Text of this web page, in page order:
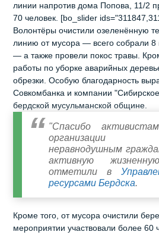
линии напротив дома Попова, 11/2
70 человек. [bo_slider
Волонтёры очистили озеленённую
линию от мусора — всего собрали 8
— а также провели покос травы.
работы по уборке аварийных
обрезки. Особую благодарность
Совкомбанка и компании
бердской мусульманской общине.
"Спасибо
организации
неравнодушным
активную
отметили в
ресурсами Бердска.
Кроме того, от мусора очистили
мероприятии участвовали более 60